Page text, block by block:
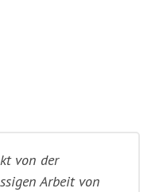
von der
Arbeit von